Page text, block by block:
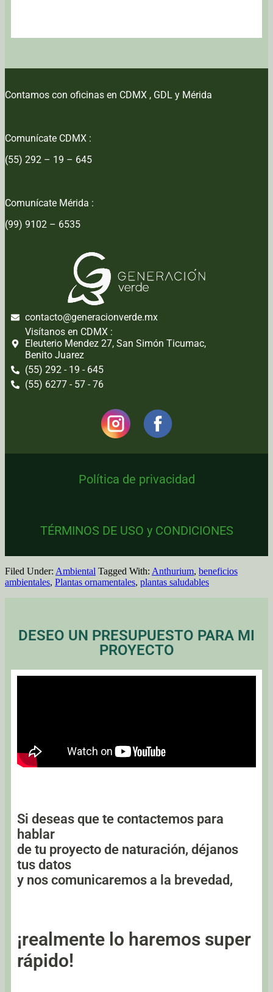
Contamos con oficinas en CDMX , GDL y Mérida
Comunícate CDMX :
(55) 292 – 19 – 645
Comunícate Mérida :
(99) 9102 – 6535
contacto@generacionverde.mx
Visítanos en CDMX :
Eleuterio Mendez 27, San Simón Ticumac,
Benito Juarez
(55) 292 - 19 - 645
(55) 6277 - 57 - 76
Política de privacidad
TÉRMINOS DE USO y CONDICIONES
Filed Under: Ambiental Tagged With: Anthurium, beneficios
ambientales, Plantas ornamentales, plantas saludables
DESEO UN PRESUPUESTO PARA MI
PROYECTO
Si deseas que te contactemos para
hablar
de tu proyecto de naturación, déjanos
tus datos
y nos comunicaremos a la brevedad,
¡realmente lo haremos super
rápido!